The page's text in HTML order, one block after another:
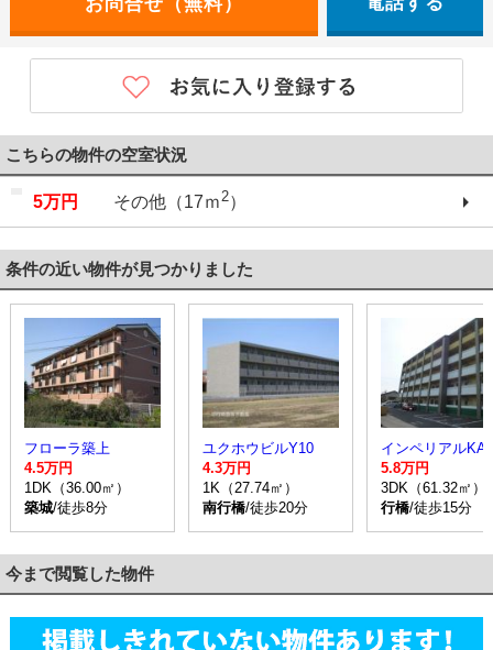
こちらの物件の空室状況
5万円 その他（17ｍ2）
条件の近い物件が見つかりました
フローラ築上
4.5万円
1DK（36.00㎡）
築城/徒歩8分
ユクホウビルY10
4.3万円
1K（27.74㎡）
南行橋/徒歩20分
インペリアル
5.8万円
3DK（61.32㎡）
行橋/徒歩15分
今まで閲覧した物件